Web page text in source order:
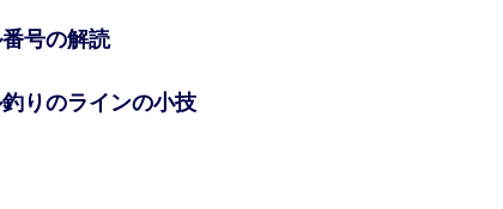
号の解読
りのラインの小技